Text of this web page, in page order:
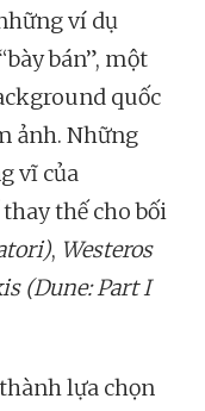
ví dụ
bán”, một
quốc
ảnh. Những
vĩ của
thế cho bối
, Westeros
(Dune: Part I
lựa chọn